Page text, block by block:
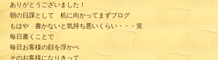
ありがとうございました！
朝の日課として 机に向かってまずブログ
もはや 書かないと気持ち悪いくらい・・・笑
毎日書くことで
毎日お客様の顔を浮かべ
そのお客様になりきって